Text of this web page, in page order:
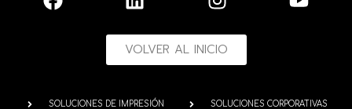
VOLVER AL INICIO
SOLUCIONES DE IMPRESIÓN SOLUCIONES CORPORATIVAS